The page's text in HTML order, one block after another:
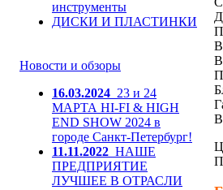
инструменты
ДИСКИ И ПЛАСТИНКИ
Новости и обзоры
16.03.2024 23 и 24
МАРТА HI-FI & HIGH
END SHOW 2024 в
городе Санкт-Петербург!
11.11.2022 НАШЕ
ПРЕДПРИЯТИЕ
ЛУЧШЕЕ В ОТРАСЛИ